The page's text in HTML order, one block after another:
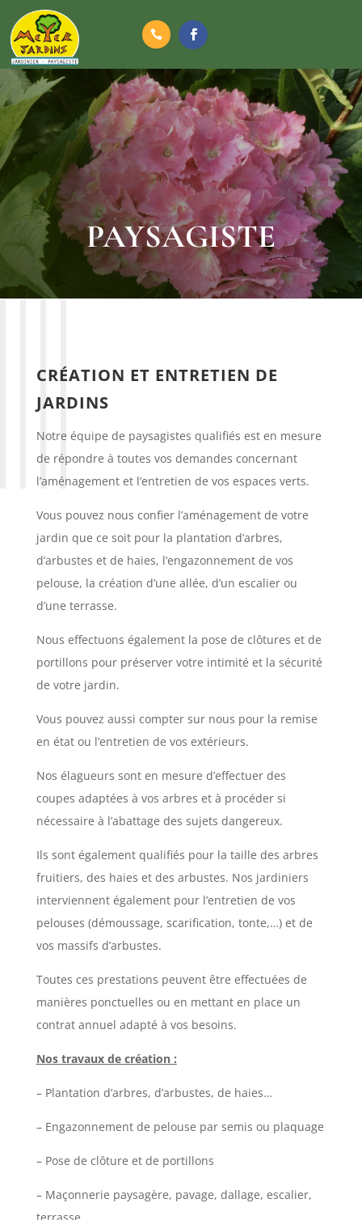

PAYSAGISTE
CRÉATION ET ENTRETIEN DE
JARDINS
Notre équipe de paysagistes qualifiés est en mesure
de répondre à toutes vos demandes concernant
l’aménagement et l’entretien de vos espaces verts.
Vous pouvez nous confier l’aménagement de votre
jardin que ce soit pour la plantation d’arbres,
d’arbustes et de haies, l’engazonnement de vos
pelouse, la création d’une allée, d’un escalier ou
d’une terrasse.
Nous effectuons également la pose de clôtures et de
portillons pour préserver votre intimité et la sécurité
de votre jardin.
Vous pouvez aussi compter sur nous pour la remise
en état ou l’entretien de vos extérieurs.
Nos élagueurs sont en mesure d’effectuer des
coupes adaptées à vos arbres et à procéder si
nécessaire à l’abattage des sujets dangereux.
Ils sont également qualifiés pour la taille des arbres
fruitiers, des haies et des arbustes. Nos jardiniers
interviennent également pour l’entretien de vos
pelouses (démoussage, scarification, tonte,…) et de
vos massifs d’arbustes.
Toutes ces prestations peuvent être effectuées de
manières ponctuelles ou en mettant en place un
contrat annuel adapté à vos besoins.
Nos travaux de création :
– Plantation d’arbres, d’arbustes, de haies…
– Engazonnement de pelouse par semis ou plaquage
– Pose de clôture et de portillons
– Maçonnerie paysagère, pavage, dallage, escalier,
terrasse